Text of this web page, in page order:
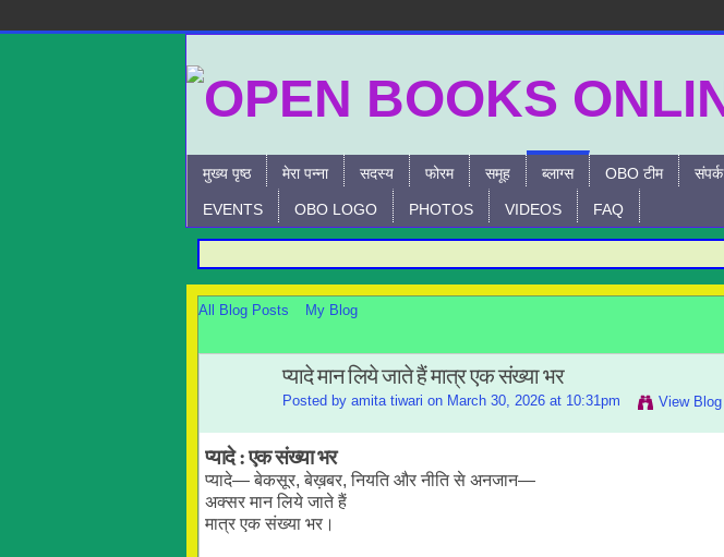
मुख्य पृष्ठ मेरा पन्ना सदस्य फोरम समूह ब्लाग्स OBO टीम संपर्क
EVENTS OBO LOGO PHOTOS VIDEOS FAQ
All Blog Posts My Blog
प्यादे मान लिये जाते हैं मात्र एक संख्या भर
Posted by amita tiwari on March 30, 2026 at 10:31pm View Blog
प्यादे : एक संख्या भर
प्यादे— बेकसूर, बेख़बर, नियति और नीति से अनजान—
अक्सर मान लिये जाते हैं
मात्र एक संख्या भर।